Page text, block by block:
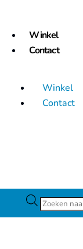
Winkel
Contact
Winkel
Contact
Producten
zoeken